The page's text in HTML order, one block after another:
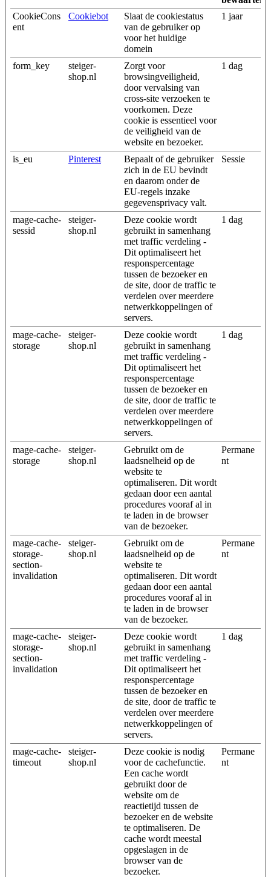
CookieCons
ent
Cookiebot
Slaat de cookiestatus
van de gebruiker op
voor het huidige
domein
1 jaar
form_key
steiger-
shop.nl
Zorgt voor
browsingveiligheid,
door vervalsing van
cross-site verzoeken te
voorkomen. Deze
cookie is essentieel voor
de veiligheid van de
website en bezoeker.
1 dag
is_eu Pinterest
Bepaalt of de gebruiker
zich in de EU bevindt
en daarom onder de
EU-regels inzake
gegevensprivacy valt.
Sessie
mage-cache-
sessid
steiger-
shop.nl
Deze cookie wordt
gebruikt in samenhang
met traffic verdeling -
Dit optimaliseert het
responspercentage
tussen de bezoeker en
de site, door de traffic te
verdelen over meerdere
netwerkkoppelingen of
servers.
1 dag
mage-cache-
storage
steiger-
shop.nl
Deze cookie wordt
gebruikt in samenhang
met traffic verdeling -
Dit optimaliseert het
responspercentage
tussen de bezoeker en
de site, door de traffic te
verdelen over meerdere
netwerkkoppelingen of
servers.
1 dag
mage-cache-
storage
steiger-
shop.nl
Gebruikt om de
laadsnelheid op de
website te
optimaliseren. Dit wordt
gedaan door een aantal
procedures vooraf al in
te laden in de browser
van de bezoeker.
Permane
nt
mage-cache-
storage-
section-
invalidation
steiger-
shop.nl
Gebruikt om de
laadsnelheid op de
website te
optimaliseren. Dit wordt
gedaan door een aantal
procedures vooraf al in
te laden in de browser
van de bezoeker.
Permane
nt
mage-cache-
storage-
section-
invalidation
steiger-
shop.nl
Deze cookie wordt
gebruikt in samenhang
met traffic verdeling -
Dit optimaliseert het
responspercentage
tussen de bezoeker en
de site, door de traffic te
verdelen over meerdere
netwerkkoppelingen of
servers.
1 dag
mage-cache-
timeout
steiger-
shop.nl
Deze cookie is nodig
voor de cachefunctie.
Een cache wordt
gebruikt door de
website om de
reactietijd tussen de
bezoeker en de website
te optimaliseren. De
cache wordt meestal
opgeslagen in de
browser van de
bezoeker.
Permane
nt